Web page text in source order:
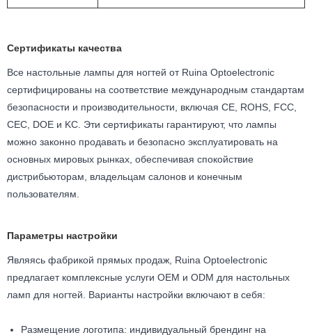
Сертификаты качества
Все настольные лампы для ногтей от Ruina Optoelectronic
сертифицированы на соответствие международным стандартам
безопасности и производительности, включая CE, ROHS, FCC,
CEC, DOE и KC. Эти сертификаты гарантируют, что лампы
можно законно продавать и безопасно эксплуатировать на
основных мировых рынках, обеспечивая спокойствие
дистрибьюторам, владельцам салонов и конечным
пользователям.
Параметры настройки
Являясь фабрикой прямых продаж, Ruina Optoelectronic
предлагает комплексные услуги OEM и ODM для настольных
ламп для ногтей. Варианты настройки включают в себя:
Размещение логотипа: индивидуальный брендинг на